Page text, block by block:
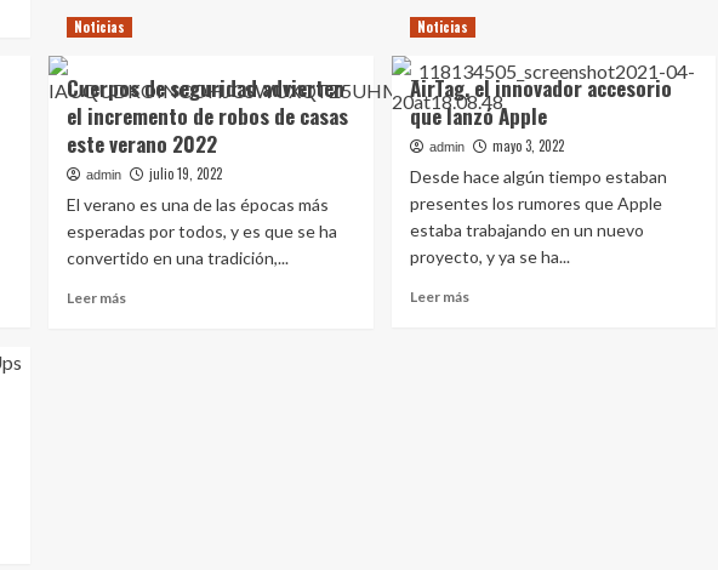
<strong>Cerraduras
con
mejor
tecnología</strong>
Tecnologías
que
están
cambiando
la
de
trabajo
Noticias
Cuerpos de seguridad advierten
el incremento de robos de casas
este verano 2022
admin julio 19, 2022
El verano es una de las épocas más
esperadas por todos, y es que se ha
convertido en una tradición,...
Leer más
Noticias
AirTag, el innovador accesorio
que lanzó Apple
admin mayo 3, 2022
Desde hace algún tiempo estaban
presentes los rumores que Apple
estaba trabajando en un nuevo
proyecto, y ya se ha...
Leer másLeer